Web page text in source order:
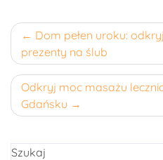
Nawigacja
wpisu
Dom pełen uroku:
prezenty na ślub
Odkryj moc masażu
Gdańsku
Szukaj